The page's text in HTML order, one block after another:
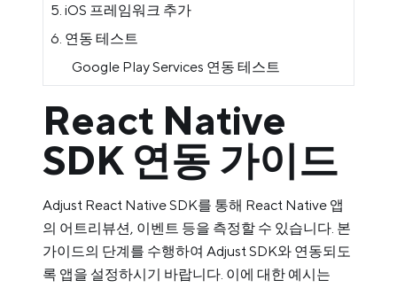
5. iOS 프레임워크 추가
6. 연동 테스트
Google Play Services 연동 테스트
React Native
SDK 연동 가이드
Adjust React Native SDK를 통해 React Native 앱
의 어트리뷰션, 이벤트 등을 측정할 수 있습니다. 본
가이드의 단계를 수행하여 Adjust SDK와 연동되도
록 앱을 설정하시기 바랍니다. 이에 대한 예시는